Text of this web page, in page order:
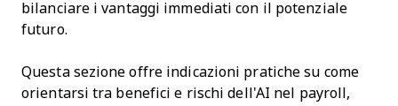
bilanciare i vantaggi immediati con il potenziale
futuro.
Questa sezione offre indicazioni pratiche su come
orientarsi tra benefici e rischi dell'AI nel payroll,